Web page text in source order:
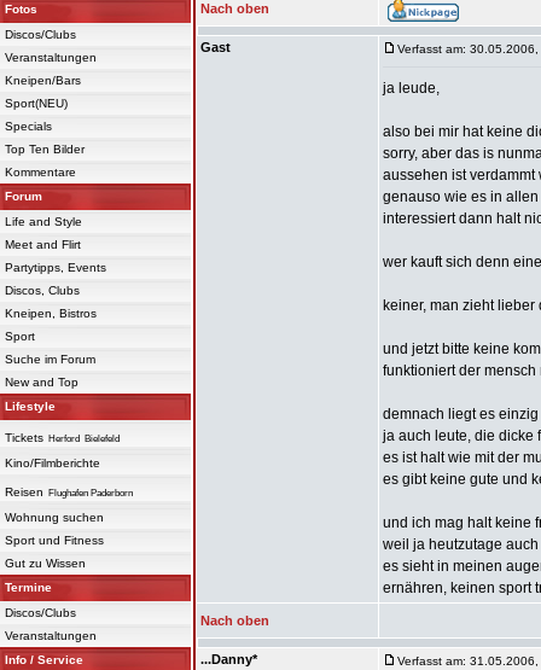
Fotos
Discos/Clubs
Veranstaltungen
Kneipen/Bars
Sport(NEU)
Specials
Top Ten Bilder
Kommentare
Forum
Life and Style
Meet and Flirt
Partytipps, Events
Discos, Clubs
Kneipen, Bistros
Sport
Suche im Forum
New and Top
Lifestyle
Tickets Herford Bielefeld
Kino/Filmberichte
Reisen Flughafen Paderborn
Wohnung suchen
Sport und Fitness
Gut zu Wissen
Termine
Discos/Clubs
Veranstaltungen
Info / Service
Nach oben
Gast Verfasst am:
ja leude,
also bei mir hat keine
sorry, aber das is
aussehen ist verdammt
genauso wie es in
interessiert dann halt
wer kauft sich denn
keiner, man zieht
und jetzt bitte keine
funktioniert der
demnach liegt es
ja auch leute, die dicke
es ist halt wie mit der
es gibt keine gute und
und ich mag halt keine
weil ja heutzutage
es sieht in meinen
ernähren, keinen sport
Nach oben
...Danny* Verfasst am: